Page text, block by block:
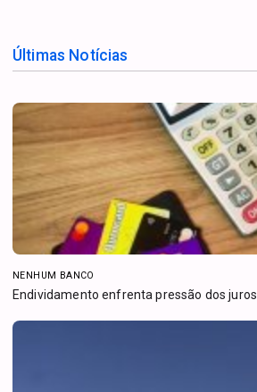
Últimas Notícias
NENHUM BANCO
Endividamento enfrenta pressão dos juros